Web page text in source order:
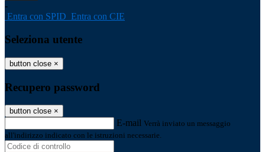
-
Entra con SPID Entra con CIE
Seleziona utente
button close ×
Recupero password
button close ×
E-mail Verrà inviato un messaggio
all'indirizzo indicato con le istruzioni necessarie.